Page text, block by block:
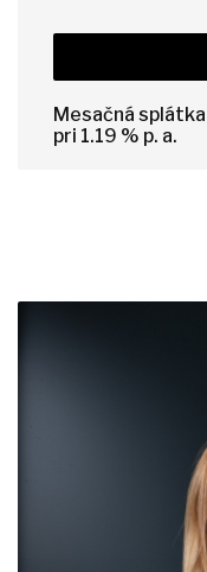
Mesačná splátka
pri 1.19 % p. a.